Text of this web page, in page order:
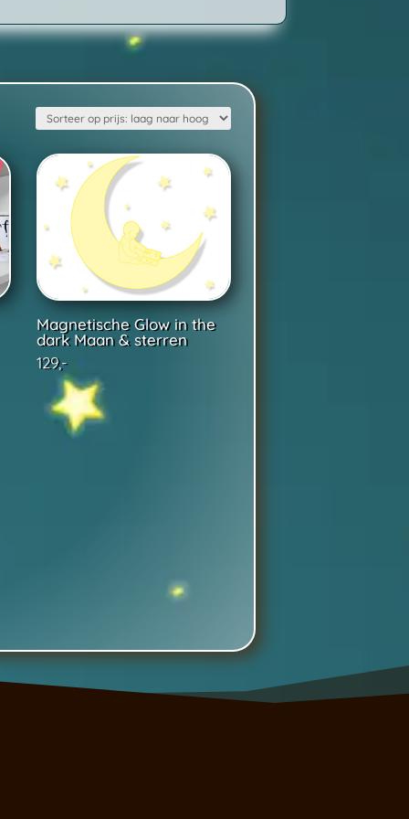
Magnetische Glow in the
dark Maan & sterren
129,-